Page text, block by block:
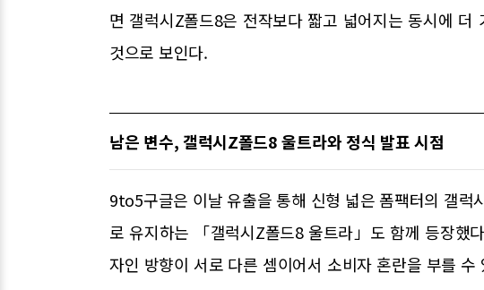
면 갤럭시Z폴드8은 전작보다 짧고 넓어지는 동시에 더
것으로 보인다.
남은 변수, 갤럭시Z폴드8 울트라와 정식 발표 시점
9to5구글은 이날 유출을 통해 신형 넓은 폼팩터의 갤럭
로 유지하는 「갤럭시Z폴드8 울트라」도 함께 등장했
자인 방향이 서로 다른 셈이어서 소비자 혼란을 부를